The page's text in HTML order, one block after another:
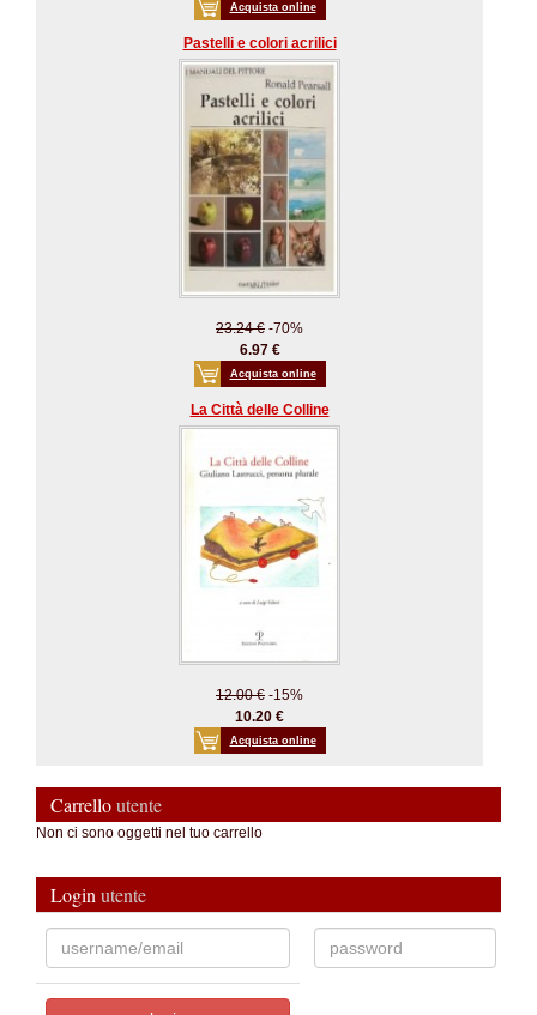
Acquista online
Pastelli e colori acrilici
23.24 € -70%
6.97 €
Acquista online
La Città delle Colline
12.00 € -15%
10.20 €
Acquista online
Carrelloutente
Non ci sono oggetti nel tuo carrello
Login utente